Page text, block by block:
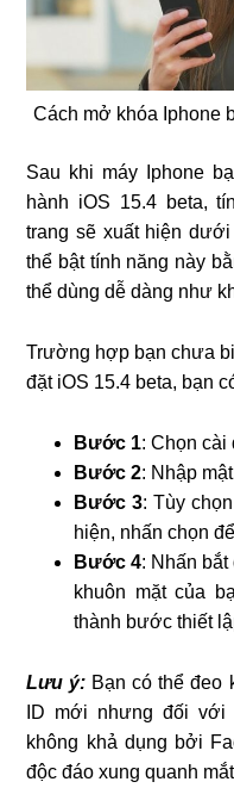
Cách mở khóa Iphone
Sau khi máy Iphone
hành iOS 15.4 beta,
trang sẽ xuất hiện
thể bật tính năng này
thể dùng dễ dàng như
Trường hợp bạn chưa
đặt iOS 15.4 beta, bạn
Bước 1: Chọn cài
Bước 2: Nhập
Bước 3: Tùy
hiện, nhấn chọn
Bước 4: Nhấn bắt
khuôn mặt của
thành bước thiết
Lưu ý: Bạn có thể đeo
ID mới nhưng đối
không khả dụng bởi
độc đáo xung quanh
❄